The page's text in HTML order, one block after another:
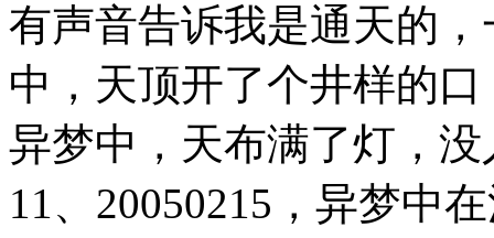
有声音告诉我是通天的
中，天顶开了个井样的
异梦中，天布满了灯，
11、20050215，异梦中